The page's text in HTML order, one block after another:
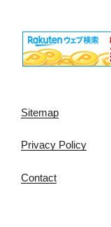
Sitemap
Privacy Policy
Contact